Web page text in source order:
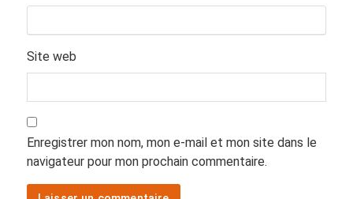
Site web
Enregistrer mon nom, mon e-mail et mon site dans le
navigateur pour mon prochain commentaire.